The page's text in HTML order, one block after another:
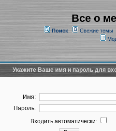
Все о
Поиск Свежие темы
Укажите Ваше имя и пароль для
Имя:
Пароль:
Входить автоматически: